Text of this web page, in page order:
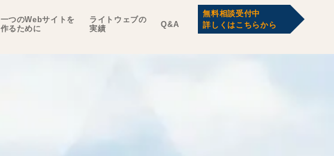
一つのWebサイトを
作るために
ライトウェブの
実績
Q&A
無料相談受付中
詳しくはこちらから